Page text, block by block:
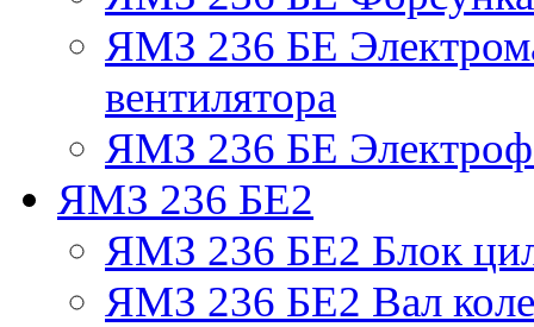
ЯМЗ 236 БЕ
вентилятора
ЯМЗ 236 БЕ
ЯМЗ 236 БЕ2
ЯМЗ 236 БЕ2 Блок
ЯМЗ 236 БЕ2 Вал